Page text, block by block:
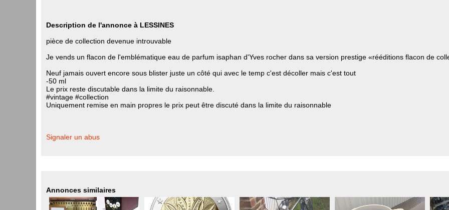
Description de l'annonce à LESSINES
pièce de collection devenue introuvable
Je vends un flacon de l'emblématique eau de parfum isaphan d'Yves rocher dans sa version prestige «rééditions flacon de
Neuf jamais ouvert encore sous blister juste un côté qui avec le temp c'est décoller mais c'est tout
-50 ml
Le prix reste discutable dans la limite du raisonnable.
#vintage #collection
Uniquement remise en main propres le prix peut être discuté dans la limite du raisonnable
Signaler un abus
Annonces similaires